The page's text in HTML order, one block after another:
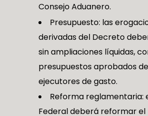
Consejo Aduanero.
Presupuesto: las
derivadas del Decreto
sin ampliaciones líquidas,
presupuestos aprobados
ejecutores de gasto.
Reforma reglamentaria:
Federal deberá reformar el